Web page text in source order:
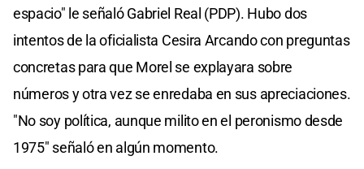
espacio" le señaló Gabriel Real (PDP). Hubo dos
intentos de la oficialista Cesira Arcando con preguntas
concretas para que Morel se explayara sobre
números y otra vez se enredaba en sus apreciaciones.
"No soy política, aunque milito en el peronismo desde
1975" señaló en algún momento.